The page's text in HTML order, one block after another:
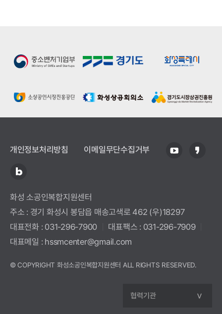
개인정보처리방침 이메일무단수집거부
화성 소공인복합지원센터
주소 : 경기 화성시 봉담읍 매송고색로 462 (우)18297
대표전화 : 031-296-7900
대표팩스 : 031-296-7909
대표메일 : hssmcenter@gmail.com
© COPYRIGHT 화성소공인복합지원센터 ALL RIGHTS RESERVED.